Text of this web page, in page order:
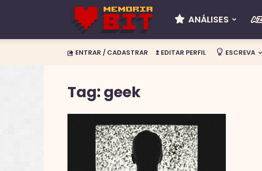
Memória
BIT
ANÁLISES
ENTRAR / CADASTRAR EDITAR PERFIL ESCREVA
Tag: geek